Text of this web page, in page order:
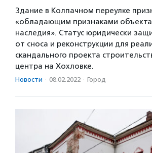
Здание в Колпачном переулке
«обладающим признаками объекта
наследия». Статус юридически
от сноса и реконструкции для
скандального проекта
центра на Хохловке.
Новости · 08.02.2022 · Город